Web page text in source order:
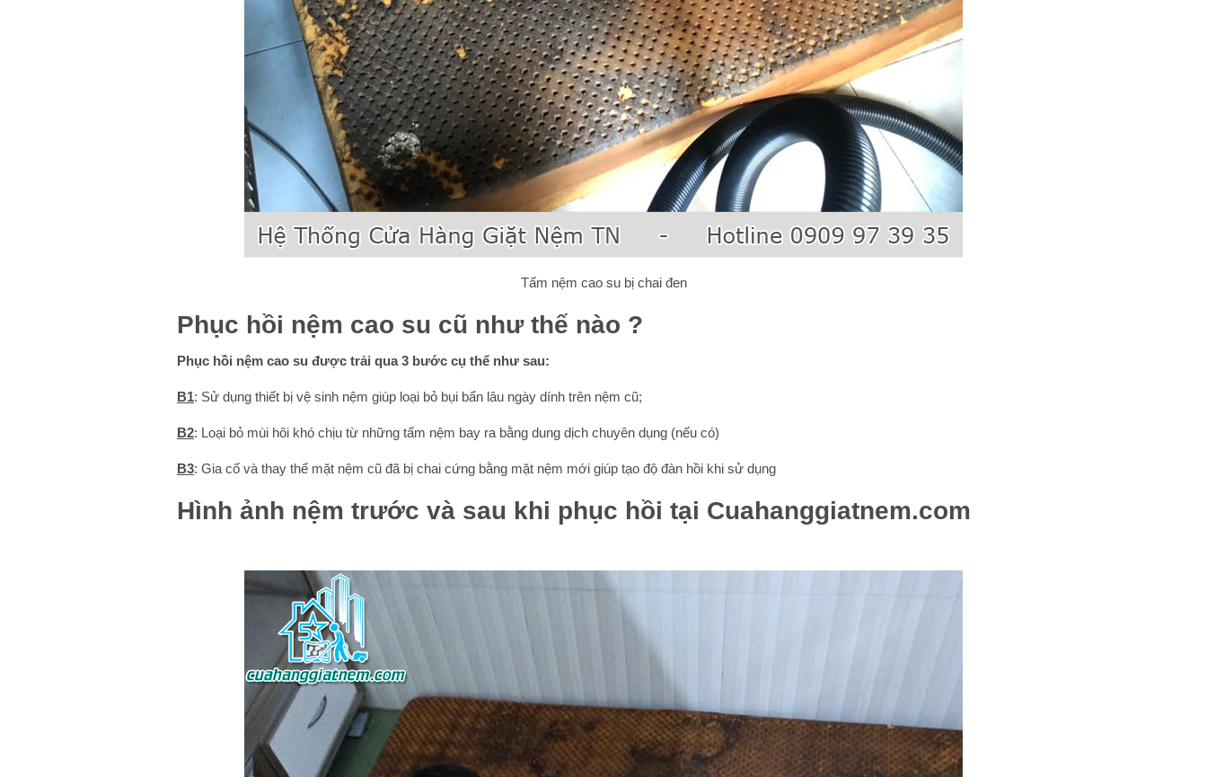
Tấm nệm cao su bị chai đen
Phục hồi nệm cao su cũ như thế nào ?
Phục hồi nệm cao su được trải qua 3 bước cụ thể như sau:
B1: Sử dụng thiết bị vệ sinh nệm giúp loại bỏ bụi bẩn lâu ngày dính trên nệm cũ;
B2: Loại bỏ mùi hôi khó chịu từ những tấm nệm bay ra bằng dung dịch chuyên dụng (nếu có)
B3: Gia cố và thay thế mặt nệm cũ đã bị chai cứng bằng mặt nệm mới giúp tạo độ đàn hồi khi sử dụng
Hình ảnh nệm trước và sau khi phục hồi tại Cuahanggiatnem.com